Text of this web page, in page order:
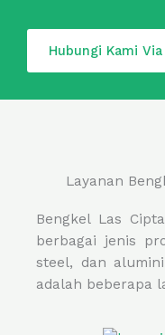
Hubungi Kami
Layanan
Bengkel Las
berbagai jenis
steel, dan
adalah beberapa